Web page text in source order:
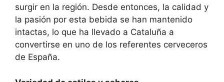
surgir en la región. Desde entonces, la calidad y
la pasión por esta bebida se han mantenido
intactas, lo que ha llevado a Cataluña a
convertirse en uno de los referentes cerveceros
de España.